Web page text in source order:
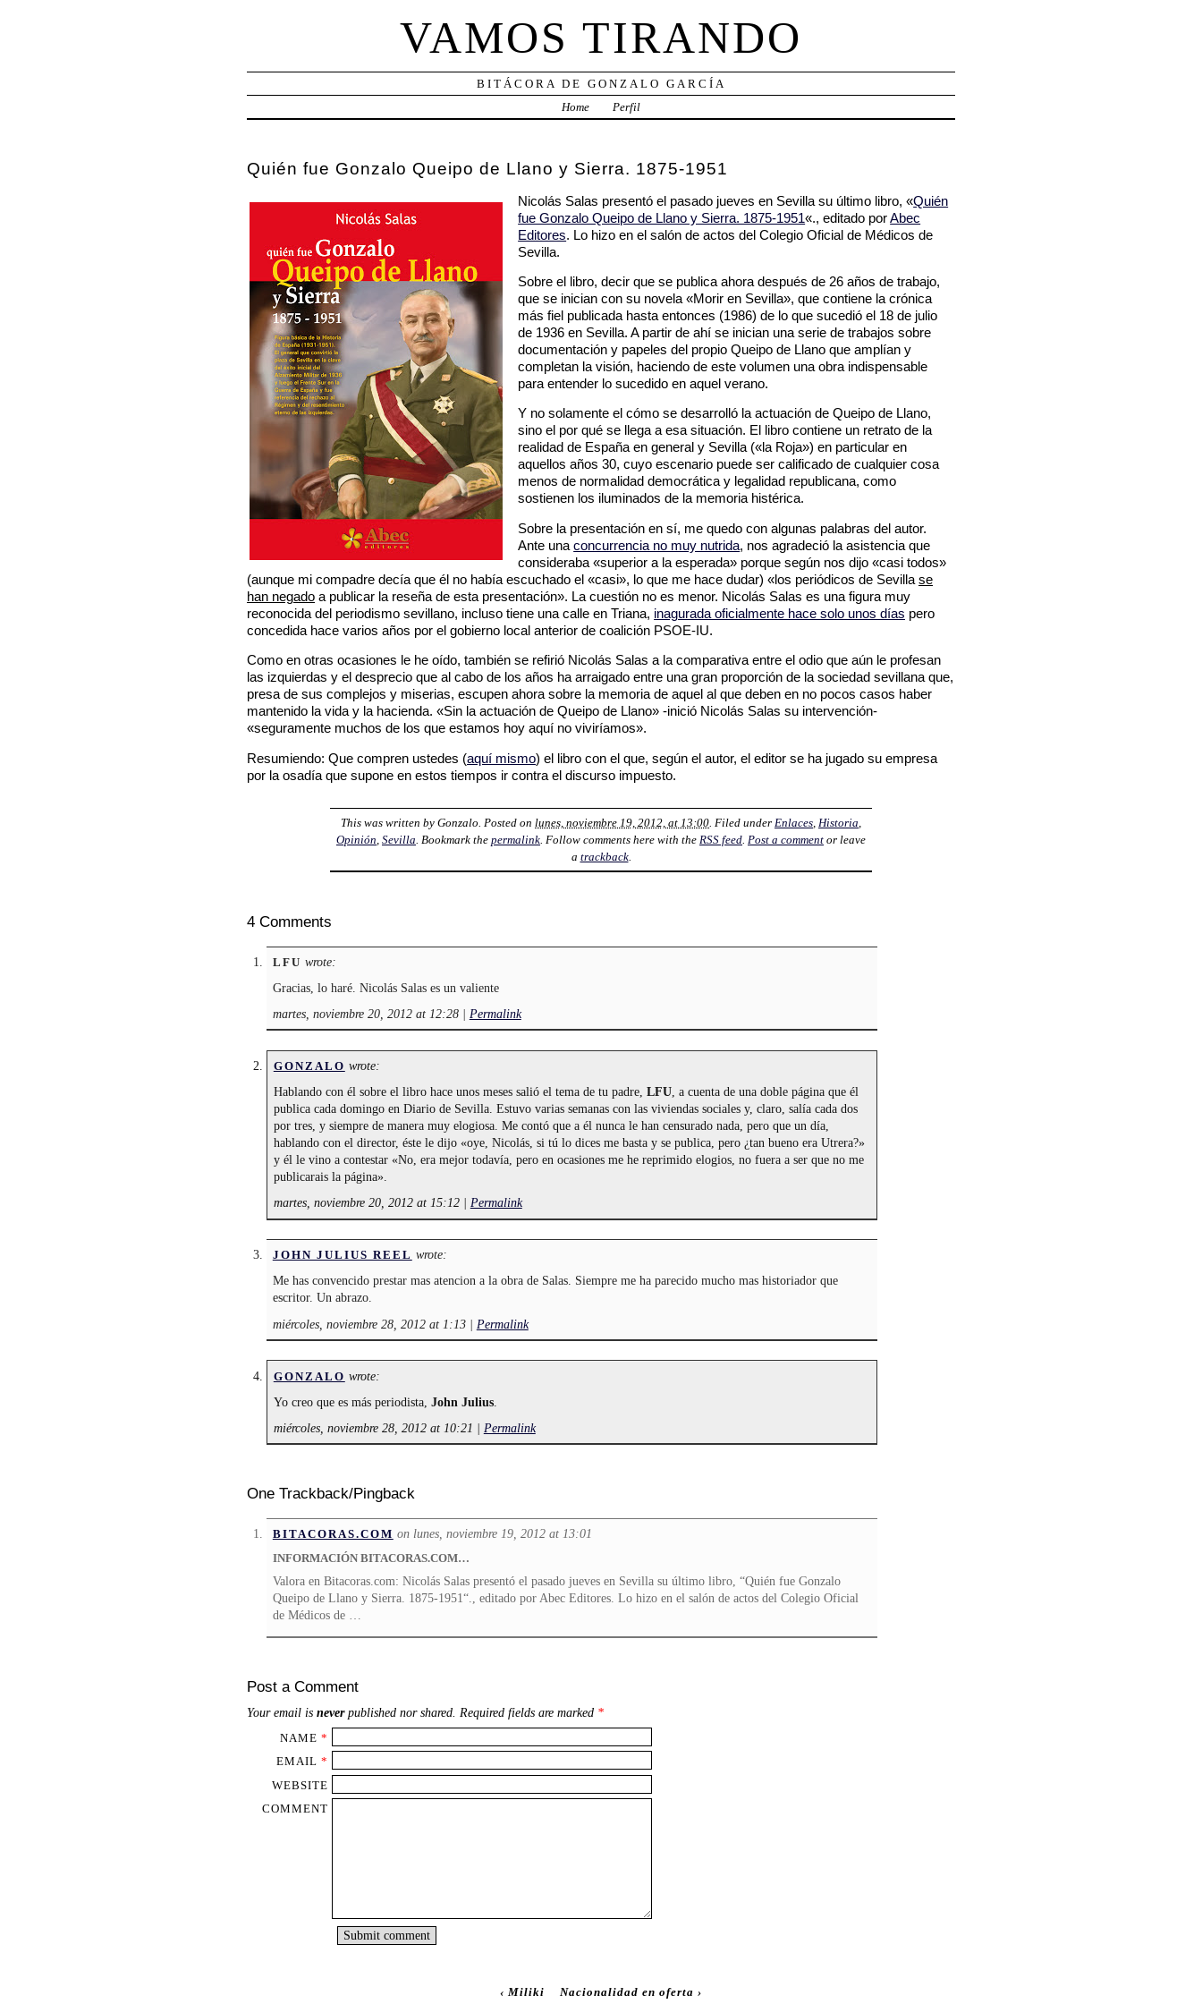
VAMOS TIRANDO
BITÁCORA DE GONZALO GARCÍA
Home
Perfil
Quién fue Gonzalo Queipo de Llano y Sierra. 1875-1951
Nicolás Salas presentó el pasado jueves en Sevilla su último libro, «Quién
fue Gonzalo Queipo de Llano y Sierra. 1875-1951«., editado porAbec
Editores. Lo hizo en el salón de actos del Colegio Oficial de Médicos de
Sevilla.
Sobre el libro, decir que se publica ahora después de 26 años de trabajo,
que se inician con su novela «Morir en Sevilla», que contiene la crónica
más fiel publicada hasta entonces (1986) de lo que sucedió el 18 de julio
de 1936 en Sevilla. A partir de ahí se inician una serie de trabajos sobre
documentación y papeles del propio Queipo de Llano que amplían y
completan la visión, haciendo de este volumen una obra indispensable
para entender lo sucedido en aquel verano.
Y no solamente el cómo se desarrolló la actuación de Queipo de Llano,
sino el por qué se llega a esa situación. El libro contiene un retrato de la
realidad de España en general y Sevilla («la Roja») en particular en
aquellos años 30, cuyo escenario puede ser calificado de cualquier cosa
menos de normalidad democrática y legalidad republicana, como
sostienen los iluminados de la memoria histérica.
Sobre la presentación en sí, me quedo con algunas palabras del autor.
Ante unaconcurrencia no muy nutrida, nos agradeció la asistencia que
consideraba «superior a la esperada» porque según nos dijo «casi todos»
(aunque mi compadre decía que él no había escuchado el «casi», lo que me hace dudar) «los periódicos de Sevilla se
han negado a publicar la reseña de esta presentación». La cuestión no es menor. Nicolás Salas es una figura muy
reconocida del periodismo sevillano, incluso tiene una calle en Triana, inagurada oficialmente hace solo unos días pero
concedida hace varios años por el gobierno local anterior de coalición PSOE-IU.
Como en otras ocasiones le he oído, también se refirió Nicolás Salas a la comparativa entre el odio que aún le profesan
las izquierdas y el desprecio que al cabo de los años ha arraigado entre una gran proporción de la sociedad sevillana que,
presa de sus complejos y miserias, escupen ahora sobre la memoria de aquel al que deben en no pocos casos haber
mantenido la vida y la hacienda. «Sin la actuación de Queipo de Llano» -inició Nicolás Salas su intervención-
«seguramente muchos de los que estamos hoy aquí no viviríamos».
Resumiendo: Que compren ustedes (aquí mismo) el libro con el que, según el autor, el editor se ha jugado su empresa
por la osadía que supone en estos tiempos ir contra el discurso impuesto.
This was written by Gonzalo. Posted on lunes, noviembre 19, 2012, at 13:00. Filed under Enlaces, Historia,
Opinión, Sevilla. Bookmark the permalink. Follow comments here with the RSS feed. Post a comment or leave
a trackback.
4 Comments
LFU wrote:
Gracias, lo haré. Nicolás Salas es un valiente
martes, noviembre 20, 2012 at 12:28 | Permalink
GONZALO wrote:
Hablando con él sobre el libro hace unos meses salió el tema de tu padre, LFU, a cuenta de una doble página que él
publica cada domingo en Diario de Sevilla. Estuvo varias semanas con las viviendas sociales y, claro, salía cada dos
por tres, y siempre de manera muy elogiosa. Me contó que a él nunca le han censurado nada, pero que un día,
hablando con el director, éste le dijo «oye, Nicolás, si tú lo dices me basta y se publica, pero ¿tan bueno era Utrera?»
y él le vino a contestar «No, era mejor todavía, pero en ocasiones me he reprimido elogios, no fuera a ser que no me
publicarais la página».
martes, noviembre 20, 2012 at 15:12 | Permalink
JOHN JULIUS REEL wrote:
Me has convencido prestar mas atencion a la obra de Salas. Siempre me ha parecido mucho mas historiador que
escritor. Un abrazo.
miércoles, noviembre 28, 2012 at 1:13 | Permalink
GONZALO wrote:
Yo creo que es más periodista, John Julius.
miércoles, noviembre 28, 2012 at 10:21 | Permalink
One Trackback/Pingback
BITACORAS.COM on lunes, noviembre 19, 2012 at 13:01
INFORMACIÓN BITACORAS.COM…
Valora en Bitacoras.com: Nicolás Salas presentó el pasado jueves en Sevilla su último libro, “Quién fue Gonzalo
Queipo de Llano y Sierra. 1875-1951“., editado por Abec Editores. Lo hizo en el salón de actos del Colegio Oficial
de Médicos de …
Post a Comment
Your email is neverpublished nor shared. Required fields are marked *
NAME *
EMAIL *
WEBSITE
COMMENT
‹ Miliki Nacionalidad en oferta ›